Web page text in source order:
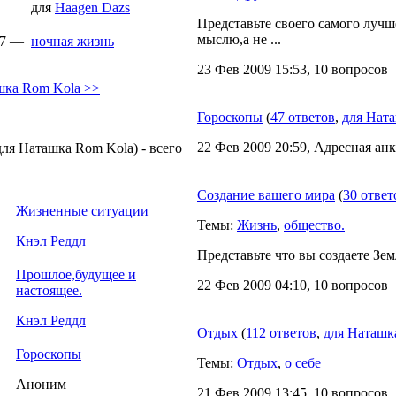
для Haagen Dazs
— ночная жизнь
Rom Kola >>
Наташка Rom Kola) - всего
Жизненные ситуации
Кнэл Реддл
Прошлое,будущее и
настоящее.
Кнэл Реддл
Гороскопы
Аноним
Представьте своего самого
мыслю,а не ...
23 Фев 2009 15:53, 10 вопросов
Гороскопы (47 ответов, для
22 Фев 2009 20:59, Адресная
Создание вашего мира (30
Темы: Жизнь, общество.
Представьте что вы создаете
22 Фев 2009 04:10, 10 вопросов
Отдых (112 ответов, для
Темы: Отдых, о себе
21 Фев 2009 13:45, 10 вопросов